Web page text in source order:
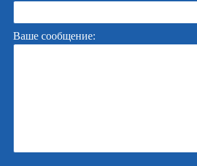
Ваше сообщение: